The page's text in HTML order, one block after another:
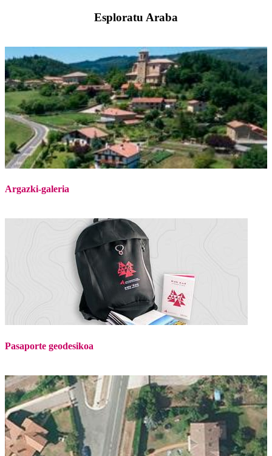
Esploratu Araba
Argazki-galeria
Pasaporte geodesikoa